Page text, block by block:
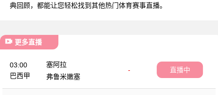
典回顾，都能让您轻松找到其他热门体育赛事直播。
更多直播
03:00
巴西甲
塞阿拉
-
弗鲁米嫩塞
直播中